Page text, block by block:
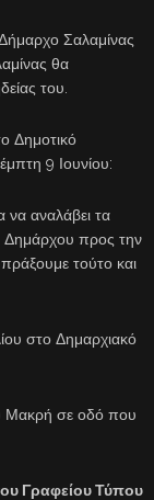
Σαλαμίνας
θα
του.
Δημοτικό
9 Ιουνίου:
να αναλάβει τα
Δημάρχου προς την
τούτο και
στο Δημαρχιακό
Μακρή σε οδό που
Γραφείου Τύπου